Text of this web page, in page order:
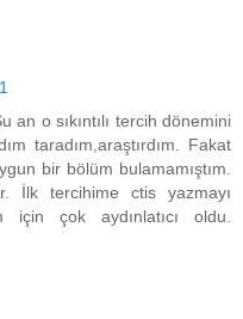
an o sıkıntılı tercih dönemini
taradım,araştırdım. Fakat
bir bölüm bulamamıştım.
İlk tercihime ctis yazmayı
için çok aydınlatıcı oldu.